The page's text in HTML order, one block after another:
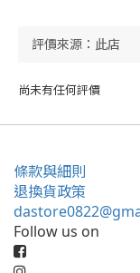
尚未有任何評價
條款與細則
退換貨政策
Follow us on